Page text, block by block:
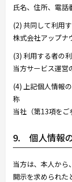
氏名、住所、電話
(2) 共同して利用
株式会社アップナ
(3) 利用する者の
当方サービス運営
(4) 上記個人情報
称
当社（第13項をご
9. 個人情報
当方は、本人から
開示を求められた